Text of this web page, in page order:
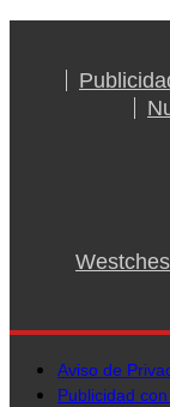
Aviso de
Publicidad